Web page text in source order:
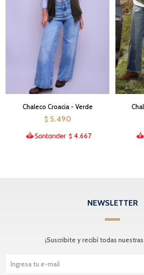
Chaleco Croacia - Verde
$ 5.490
$ 4.667
NEWSLETTER
¡Suscribite y recibí todas